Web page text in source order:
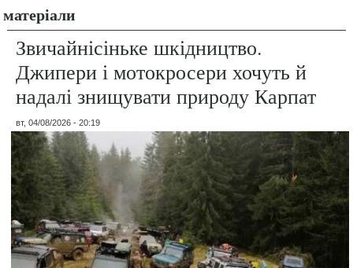
матеріали
Звичайнісіньке шкідництво.
Джипери і мотокросери хочуть й
надалі знищувати природу Карпат
вт, 04/08/2026 - 20:19